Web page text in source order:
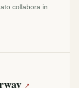
collabora in
↗